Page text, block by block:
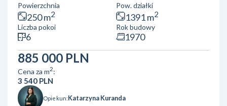
Ciebie! Położony w sąsiedztwie natury i zaledwie kilka
minut od Jeziora Czorsztyńskiego, zapewnia idealne
warunki do życia, wypoczynku i turystyki. W pobliżu
znajdują się słynne atrakcje, takie jak Zamek w Niedzicy,
zapora wodna, Pieniński Park Narodowy oraz trasy
narciarskie. To doskonała lok...
Powierzchnia
250 m2
Pow. działki
1391 m2
Liczba pokoi
6
Rok budowy
1970
885 000 PLN
Cena za m2:
3 540 PLN
Opiekun:Katarzyna Kuranda